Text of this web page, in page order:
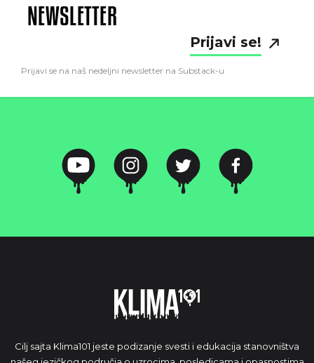
NEWSLETTER
Prijavi se!
Prijavi se na naš nedeljni newsletter na Substack-u
Cilj sajta Klima101 jeste podizanje svesti i edukacija stanovništva